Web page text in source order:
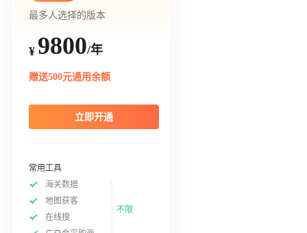
最多人选择的版本
¥ 9800/年
赠送500元通用余额
立即开通
常用工具
海关数据
地图获客
在线搜
不限